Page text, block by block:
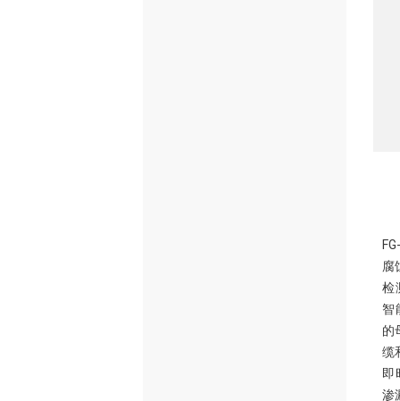
腐
检
智
的
缆
即
渗